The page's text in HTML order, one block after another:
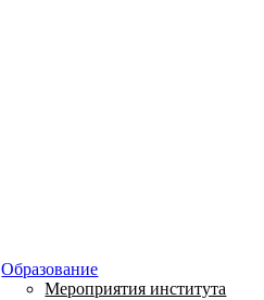
Образование
Мероприятия института